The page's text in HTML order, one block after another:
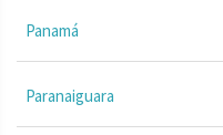
Panamá
Paranaiguara